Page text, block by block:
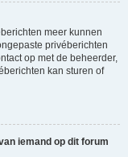
meer kunnen
privéberichten
op met de beheerder,
kan sturen of
iemand op dit forum